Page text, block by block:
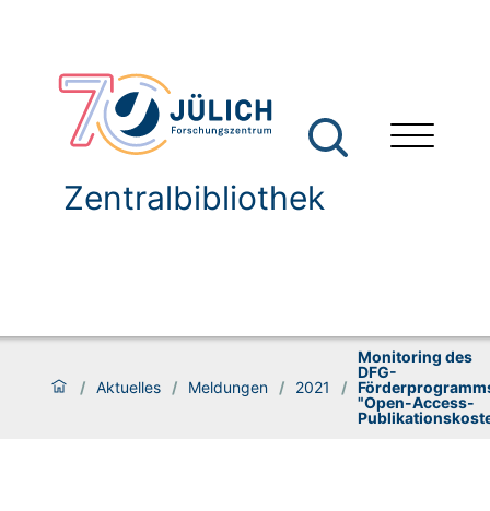
Zentralbibliothek
/ Aktuelles / Meldungen / 2021 /
Monitoring des
DFG-
"Open-Access-